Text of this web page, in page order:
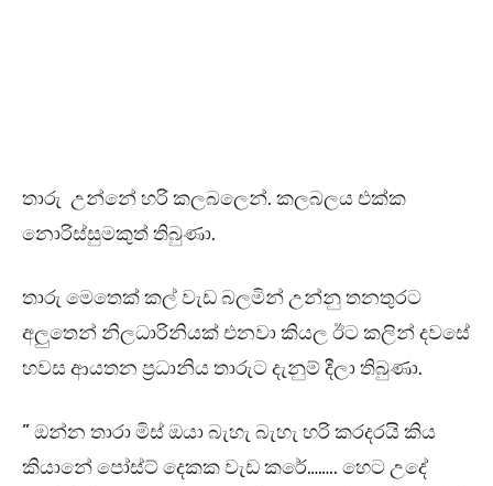
තාරු උන්නේ හරි කලබලෙන්. කලබලය එක්ක
නොරිස්සුමකුත් තිබුණා.
තාරු මෙතෙක් කල් වැඩ බලමින් උන්නු තනතුරට
අලුතෙන් නිලධාරිනියක් එනවා කියල ඊට කලින් දවසේ
හවස ආයතන ප්‍රධානිය තාරුට දැනුම් දීලා තිබුණා.
” ඔන්න තාරා මිස් ඔයා බැහැ බැහැ හරි කරදරයි කිය
කියානේ පෝස්ට් දෙකක වැඩ කරේ…….. හෙට උදේ